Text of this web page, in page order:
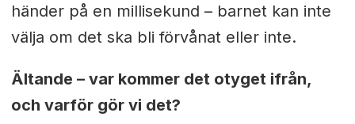
händer på en millisekund – barnet kan inte
välja om det ska bli förvånat eller inte.
Ältande – var kommer det otyget ifrån,
och varför gör vi det?